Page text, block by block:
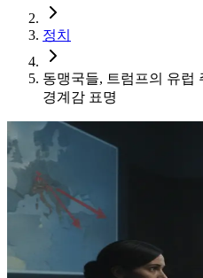
정치
동맹국들, 트럼프의 유럽
경계감 표명